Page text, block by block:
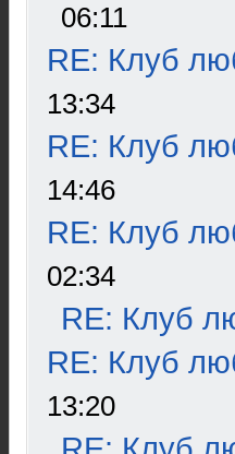
06:11
RE: Клуб
13:34
RE: Клуб
14:46
RE: Клуб
02:34
RE: Клуб
RE: Клуб
13:20